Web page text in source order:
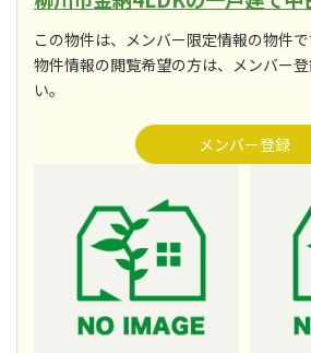
この物件は、メンバー限定情報の物件で
物件情報の閲覧希望の方は、メンバー
い。
メンバー登録